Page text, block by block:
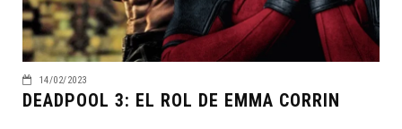
14/02/2023
DEADPOOL 3: EL ROL DE EMMA CORRIN